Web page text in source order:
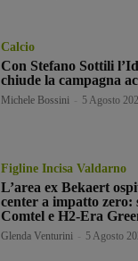
Calcio
Con Stefano Sottili
chiude la campagna
Michele Bossini 5 Agosto
Figline Incisa Valdarno
L’area ex Bekaert
center a impatto zero:
Comtel e H2-Era
Glenda Venturini 5 Agosto